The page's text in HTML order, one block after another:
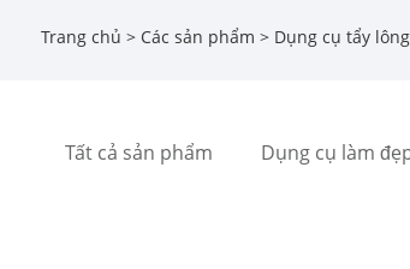
Trang chủ > Các sản phẩm > Dụng cụ tẩy lông
Tất cả sản phẩm Dụng cụ làm